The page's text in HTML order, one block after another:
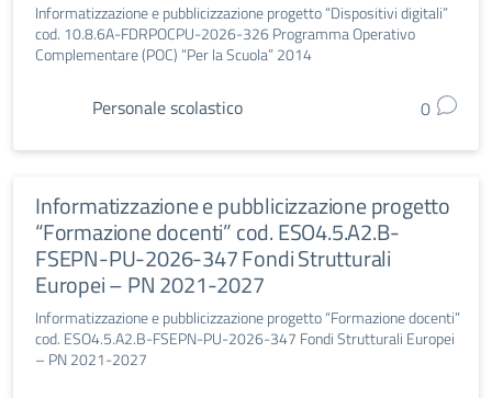
Informatizzazione e pubblicizzazione progetto “Dispositivi digitali”
cod. 10.8.6A-FDRPOCPU-2026-326 Programma Operativo
Complementare (POC) “Per la Scuola” 2014
Personale scolastico 0
Informatizzazione e pubblicizzazione progetto
“Formazione docenti” cod. ESO4.5.A2.B-
FSEPN-PU-2026-347 Fondi Strutturali
Europei – PN 2021-2027
Informatizzazione e pubblicizzazione progetto “Formazione docenti”
cod. ESO4.5.A2.B-FSEPN-PU-2026-347 Fondi Strutturali Europei
– PN 2021-2027